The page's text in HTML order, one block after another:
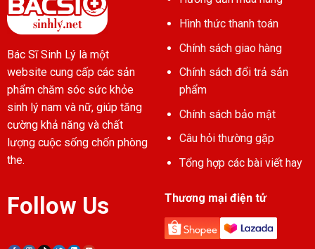
Bác Sĩ Sinh Lý là một
website cung cấp các sản
phẩm chăm sóc sức khỏe
sinh lý nam và nữ, giúp tăng
cường khả năng và chất
lượng cuộc sống chốn phòng
the.
Follow Us
Hình thức thanh toán
Chính sách giao hàng
Chính sách đổi trả sản
phẩm
Chính sách bảo mật
Câu hỏi thường gặp
Tổng hợp các bài viết hay
Thương mại điện tử